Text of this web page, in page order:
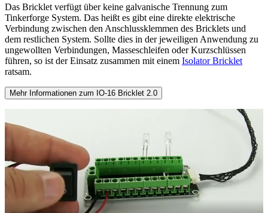
Das Bricklet verfügt über keine galvanische Trennung zum
Tinkerforge System. Das heißt es gibt eine direkte elektrische
Verbindung zwischen den Anschlussklemmen des Bricklets und
dem restlichen System. Sollte dies in der jeweiligen Anwendung zu
ungewollten Verbindungen, Masseschleifen oder Kurzschlüssen
führen, so ist der Einsatz zusammen mit einem Isolator Bricklet
ratsam.
Mehr Informationen zum IO-16 Bricklet 2.0